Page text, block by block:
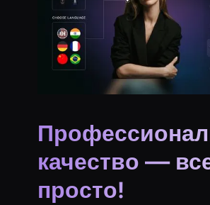
качество —
просто!